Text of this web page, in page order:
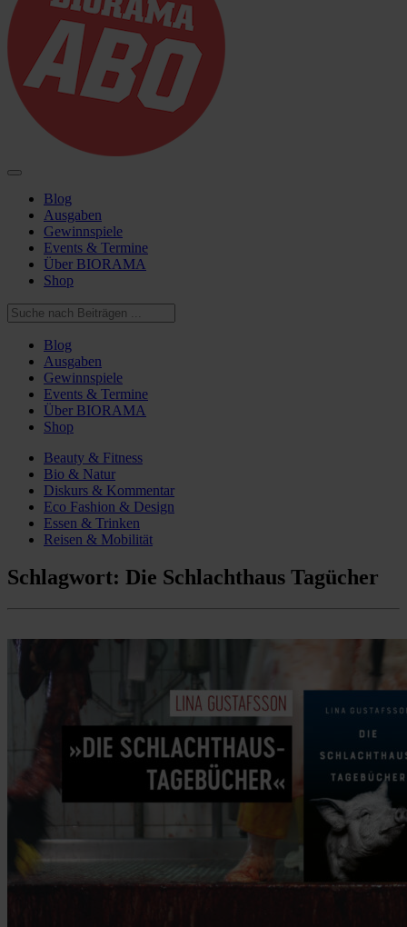
Blog
Ausgaben
Gewinnspiele
Events & Termine
Über BIORAMA
Shop
Blog
Ausgaben
Gewinnspiele
Events & Termine
Über BIORAMA
Shop
Beauty & Fitness
Bio & Natur
Diskurs & Kommentar
Eco Fashion & Design
Essen & Trinken
Reisen & Mobilität
Schlagwort: Die Schlachthaus Tagücher